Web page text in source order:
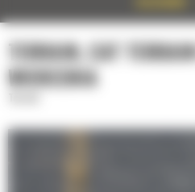
TERRAIN, CAT
WIERCENIA